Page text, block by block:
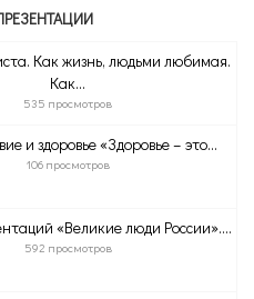
Как жизнь, людьми любимая.
Как...
535 просмотров
и здоровье «Здоровье – это...
106 просмотров
«Великие люди России»....
592 просмотров